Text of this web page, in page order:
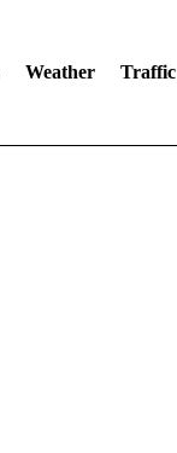
Weather Traffic